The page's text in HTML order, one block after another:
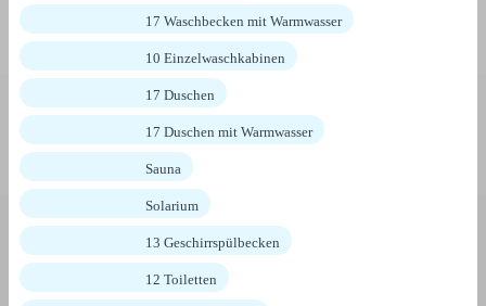
17 Waschbecken mit Warmwasser
10 Einzelwaschkabinen
17 Duschen
17 Duschen mit Warmwasser
Sauna
Solarium
13 Geschirrspülbecken
12 Toiletten